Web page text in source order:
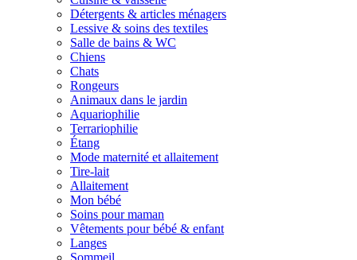
Détergents & articles ménagers
Lessive & soins des textiles
Salle de bains & WC
Chiens
Chats
Rongeurs
Animaux dans le jardin
Aquariophilie
Terrariophilie
Étang
Mode maternité et allaitement
Tire-lait
Allaitement
Mon bébé
Soins pour maman
Vêtements pour bébé & enfant
Langes
Sommeil